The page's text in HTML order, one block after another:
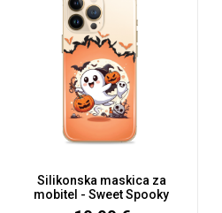
Silikonska maskica za
mobitel - Sweet Spooky
G...